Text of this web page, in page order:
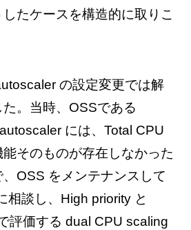
たケースを構造的に取りこ
の設定変更では解
。当時、OSSである
には、Total CPU
そのものが存在しなかった
OSS をメンテナンスして
相談し、High priority と
評価する dual CPU scaling